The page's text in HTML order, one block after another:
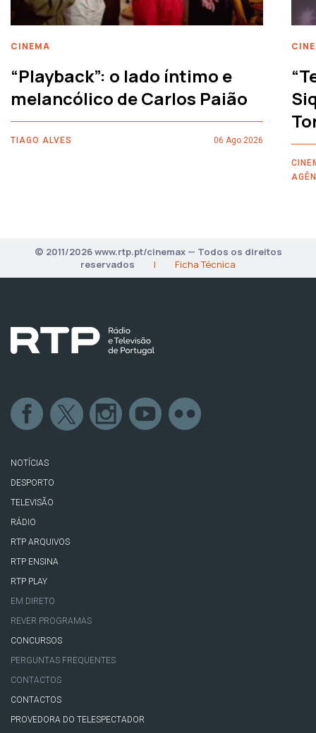
CINEMA
“Playback”: o lado íntimo e
melancólico de Carlos Paião
TIAGO ALVES 06 Ago 2026
© 2011/2026 www.rtp.pt/cinemax — Todos os direitos
reservados
| Ficha Técnica
NOTÍCIAS
DESPORTO
TELEVISÃO
RÁDIO
RTP ARQUIVOS
RTP ENSINA
RTP PLAY
EM DIRETO
REVER PROGRAMAS
CONCURSOS
PERGUNTAS FREQUENTES
CONTACTOS
CONTACTOS
PROVEDORA DO TELESPECTADOR